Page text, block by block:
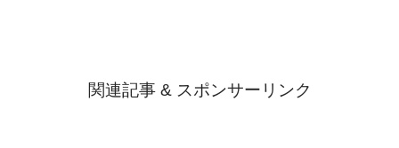
関連記事 & スポンサーリンク